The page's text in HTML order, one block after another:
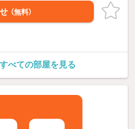
（無料）
べての部屋を見る